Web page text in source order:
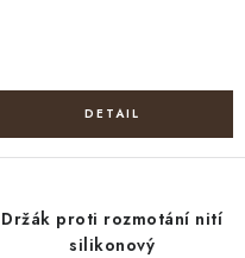
Držák proti rozmotání nití
silikonový